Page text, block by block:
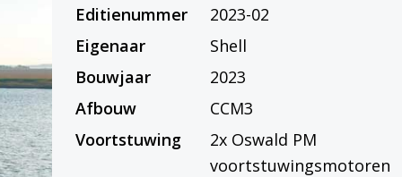
Editienummer
2023-02
Eigenaar
Shell
Bouwjaar
2023
Afbouw
CCM3
Voortstuwing
2x Oswald PM
voortstuwingsmotoren